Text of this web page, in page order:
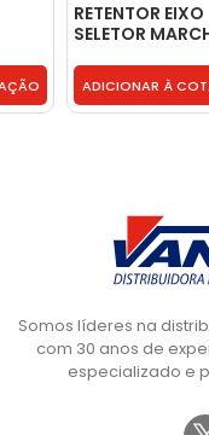
RETENTOR EIXO
SELETOR
ADICIONAR À
Somos líderes na
com 30 anos de
especializado e